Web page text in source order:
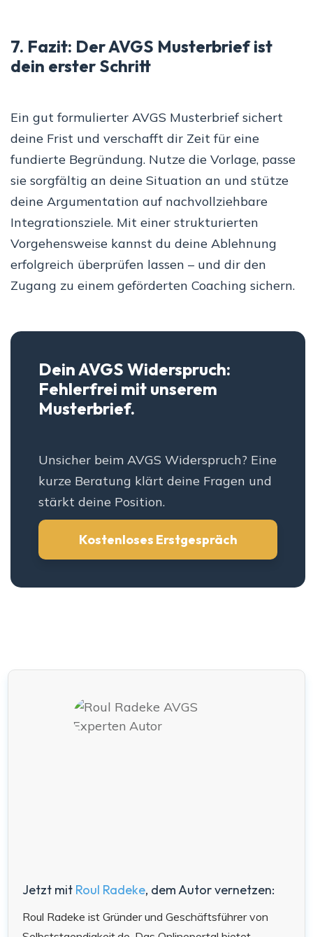
7. Fazit: Der AVGS Musterbrief ist
dein erster Schritt
Ein gut formulierter AVGS Musterbrief sichert
deine Frist und verschafft dir Zeit für eine
fundierte Begründung. Nutze die Vorlage, passe
sie sorgfältig an deine Situation an und stütze
deine Argumentation auf nachvollziehbare
Integrationsziele. Mit einer strukturierten
Vorgehensweise kannst du deine Ablehnung
erfolgreich überprüfen lassen – und dir den
Zugang zu einem geförderten Coaching sichern.
Dein AVGS Widerspruch:
Fehlerfrei mit unserem
Musterbrief.
Unsicher beim AVGS Widerspruch? Eine
kurze Beratung klärt deine Fragen und
stärkt deine Position.
Kostenloses Erstgespräch
Jetzt mit Roul Radeke, dem Autor vernetzen:
Roul Radeke ist Gründer und Geschäftsführer von